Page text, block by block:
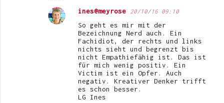
ines@meyrose 20/10/16 09:10
So geht es mir mit der
Bezeichnung Nerd auch. Ein
Fachidiot, der rechts und links
nichts sieht und begrenzt bis
nicht Empathiefähig ist. Das ist
für mich wenig positiv. Ein
Victim ist ein Opfer. Auch
negativ. Kreativer Denker trifft
es schon besser.
LG Ines